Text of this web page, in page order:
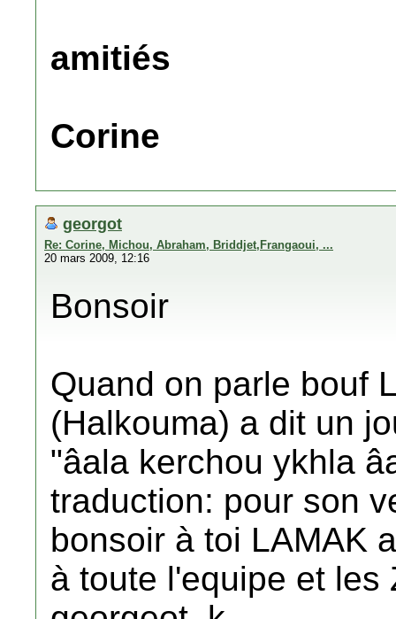
amitiés
Corine
georgot
Re: Corine, Michou, Abraham, Briddjet,Frangaoui, ...
20 mars 2009, 12:16
Bonsoir
Quand on parle bouf
(Halkouma) a dit un
"âala kerchou ykhla
traduction: pour son
bonsoir à toi LAMAK
à toute l'equipe et les